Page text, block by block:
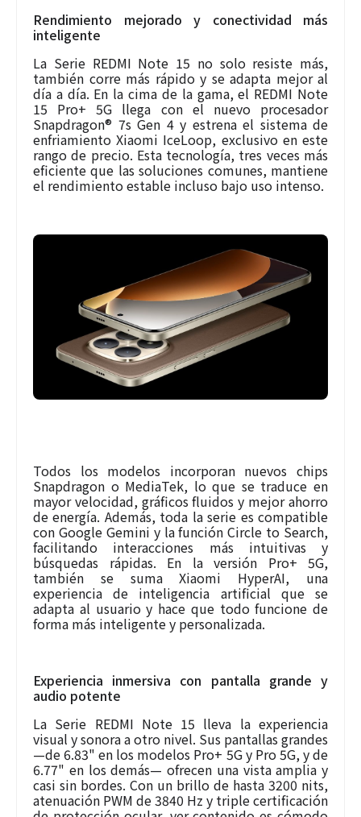
Rendimiento mejorado y conectividad más
inteligente
La Serie REDMI Note 15 no solo resiste más,
también corre más rápido y se adapta mejor al
día a día. En la cima de la gama, el REDMI Note
15 Pro+ 5G llega con el nuevo procesador
Snapdragon® 7s Gen 4 y estrena el sistema de
enfriamiento Xiaomi IceLoop, exclusivo en este
rango de precio. Esta tecnología, tres veces más
eficiente que las soluciones comunes, mantiene
el rendimiento estable incluso bajo uso intenso.
Todos los modelos incorporan nuevos chips
Snapdragon o MediaTek, lo que se traduce en
mayor velocidad, gráficos fluidos y mejor ahorro
de energía. Además, toda la serie es compatible
con Google Gemini y la función Circle to Search,
facilitando interacciones más intuitivas y
búsquedas rápidas. En la versión Pro+ 5G,
también se suma Xiaomi HyperAI, una
experiencia de inteligencia artificial que se
adapta al usuario y hace que todo funcione de
forma más inteligente y personalizada.
Experiencia inmersiva con pantalla grande y
audio potente
La Serie REDMI Note 15 lleva la experiencia
visual y sonora a otro nivel. Sus pantallas grandes
—de 6.83" en los modelos Pro+ 5G y Pro 5G, y de
6.77" en los demás— ofrecen una vista amplia y
casi sin bordes. Con un brillo de hasta 3200 nits,
atenuación PWM de 3840 Hz y triple certificación